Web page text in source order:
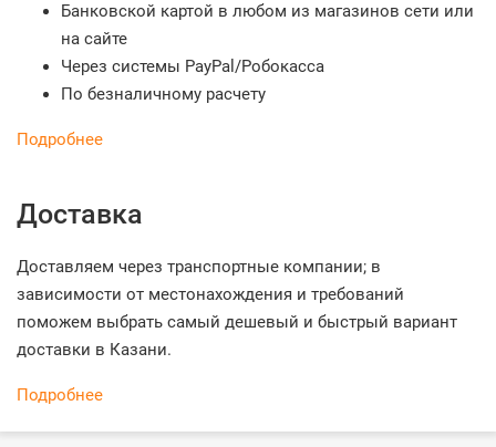
Банковской картой в любом из магазинов сети или
на сайте
Через системы PayPal/Робокасса
По безналичному расчету
Подробнее
Доставка
Доставляем через транспортные компании; в
зависимости от местонахождения и требований
поможем выбрать самый дешевый и быстрый вариант
доставки в Казани.
Подробнее